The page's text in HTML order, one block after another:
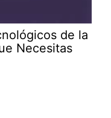
de la
Necesitas